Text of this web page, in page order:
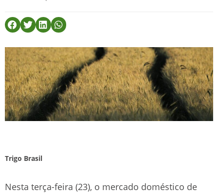
Trigo Brasil
Nesta terça-feira (23), o mercado doméstico de